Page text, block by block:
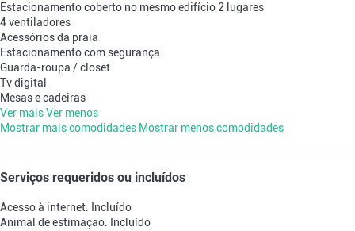
Estacionamento coberto no mesmo edifício 2 lugares
4 ventiladores
Acessórios da praia
Estacionamento com segurança
Guarda-roupa / closet
Tv digital
Mesas e cadeiras
Ver maisVer menos
Mostrar mais comodidades Mostrar menos comodidades
Serviços requeridos ou incluídos
Acesso à internet: Incluído
Animal de estimação: Incluído